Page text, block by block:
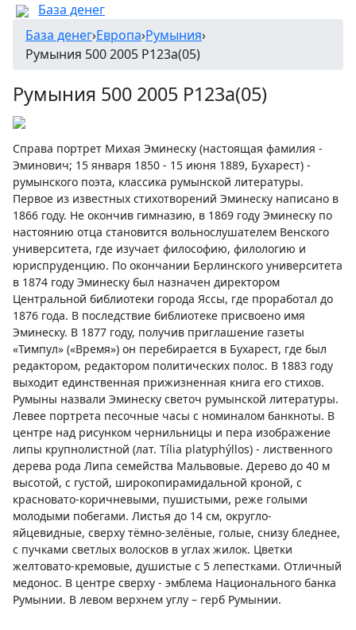
База денег
База денег›Европа›Румыния›
Румыния 500 2005 P123a(05)
Румыния 500 2005 P123a(05)
Справа портрет Михая Эминеску (настоящая фамилия -
Эминович; 15 января 1850 - 15 июня 1889, Бухарест) -
румынского поэта, классика румынской литературы.
Первое из известных стихотворений Эминеску написано в
1866 году. Не окончив гимназию, в 1869 году Эминеску по
настоянию отца становится вольнослушателем Венского
университета, где изучает философию, филологию и
юриспруденцию. По окончании Берлинского университета
в 1874 году Эминеску был назначен директором
Центральной библиотеки города Яссы, где проработал до
1876 года. В последствие библиотеке присвоено имя
Эминеску. В 1877 году, получив приглашение газеты
«Тимпул» («Время») он перебирается в Бухарест, где был
редактором, редактором политических полос. В 1883 году
выходит единственная прижизненная книга его стихов.
Румыны назвали Эминеску светоч румынской литературы.
Левее портрета песочные часы с номиналом банкноты. В
центре над рисунком чернильницы и пера изображение
липы крупнолистной (лат. Tília platyphýllos) - лиственного
дерева рода Липа семейства Мальвовые. Дерево до 40 м
высотой, с густой, широкопирамидальной кроной, с
красновато-коричневыми, пушистыми, реже голыми
молодыми побегами. Листья до 14 см, округло-
яйцевидные, сверху тёмно-зелёные, голые, снизу бледнее,
с пучками светлых волосков в углах жилок. Цветки
желтовато-кремовые, душистые с 5 лепестками. Отличный
медонос. В центре сверху - эмблема Национального банка
Румынии. В левом верхнем углу – герб Румынии.